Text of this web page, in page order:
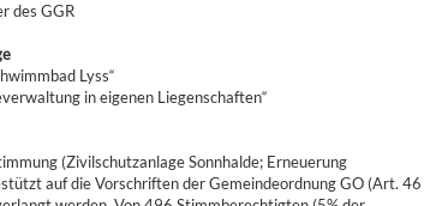
des GGR
Lyss“
in eigenen Liegenschaften“
(Zivilschutzanlage Sonnhalde; Erneuerung
auf die Vorschriften der Gemeindeordnung GO (Art. 46